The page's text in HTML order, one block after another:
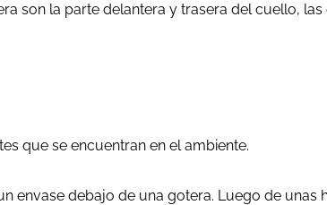
son la parte delantera y trasera del cuello, las
que se encuentran en el ambiente.
envase debajo de una gotera. Luego de unas